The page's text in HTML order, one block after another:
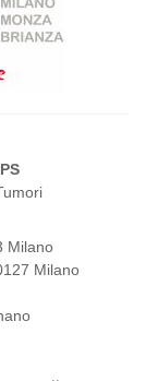
Milano
Milano